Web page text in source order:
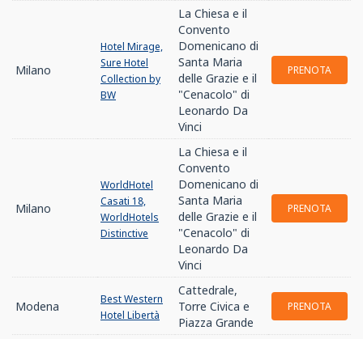
Milano
Hotel Mirage,
Sure Hotel
Collection by
BW
La Chiesa e il
Convento
Domenicano di
Santa Maria
delle Grazie e il
"Cenacolo" di
Leonardo Da
Vinci
PRENOTA
Milano
WorldHotel
Casati 18,
WorldHotels
Distinctive
La Chiesa e il
Convento
Domenicano di
Santa Maria
delle Grazie e il
"Cenacolo" di
Leonardo Da
Vinci
PRENOTA
Modena
Best Western
Hotel Libertà
Cattedrale,
Torre Civica e
Piazza Grande
PRENOTA